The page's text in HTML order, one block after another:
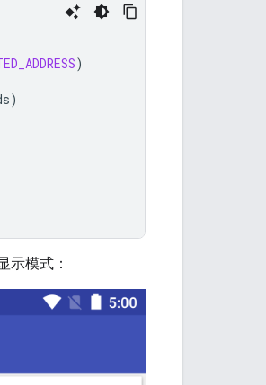
)
)
示模式：